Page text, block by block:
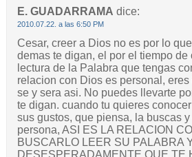
E. GUADARRAMA dice:
2010.07.22. a las 6:50 PM
Cesar, creer a Dios no es por lo
demas te digan, el por el tiempo de
lectura de la Palabra que tengas
relacion con Dios es personal,
se y sera asi. No puedes llevarte
te digan. cuando tu quieres
sus gustos, que piensa, la buscas
persona, ASI ES LA RELACION
BUSCARLO LEER SU PALABRA